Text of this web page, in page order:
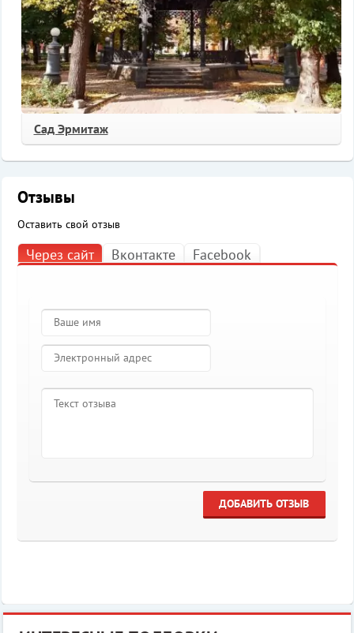
Сад Эрмитаж
Отзывы
Оставить свой отзыв
Через сайт Вконтакте Facebook
ДОБАВИТЬ ОТЗЫВ